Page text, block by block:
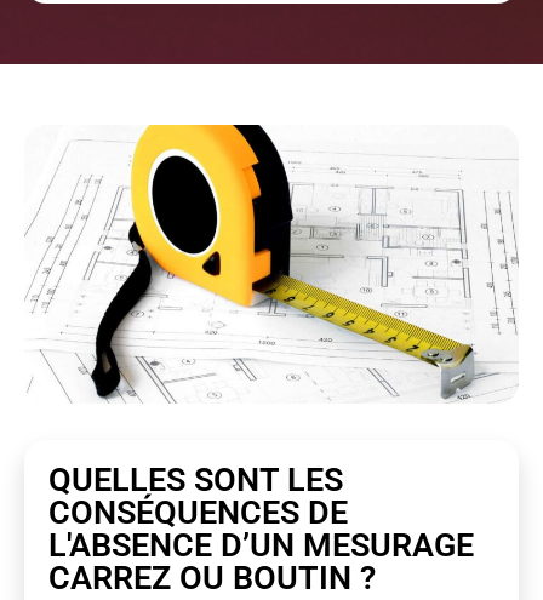
QUELLES SONT LES
CONSÉQUENCES DE
L'ABSENCE D’UN MESURAGE
CARREZ OU BOUTIN ?